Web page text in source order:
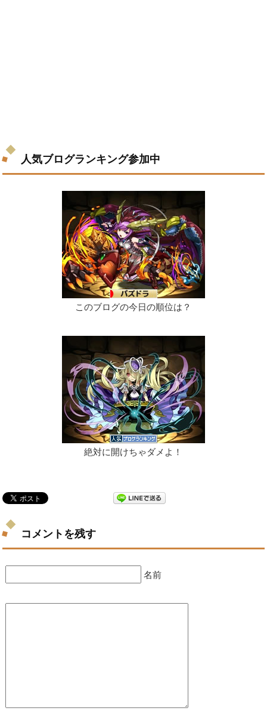
人気ブログランキング参加中
このブログの今日の順位は？
絶対に開けちゃダメよ！
コメントを残す
名前